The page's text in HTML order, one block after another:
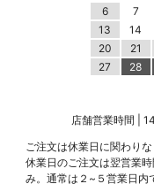
6
7
13
14
20
21
27
28
店舗営業時間 |
ご注文は休業日に関わり
休業日のご注文は翌営業
み。通常は２~５営業日内